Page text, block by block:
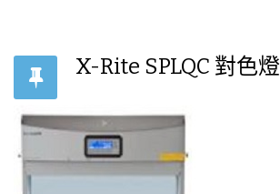
X-Rite SPLQC 對色燈